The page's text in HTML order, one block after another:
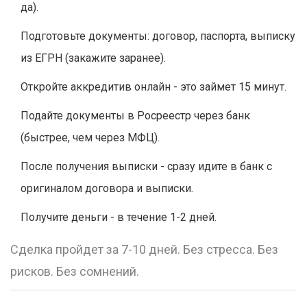
да).
Подготовьте документы: договор, паспорта, выписку
из ЕГРН (закажите заранее).
Откройте аккредитив онлайн - это займет 15 минут.
Подайте документы в Росреестр через банк
(быстрее, чем через МФЦ).
После получения выписки - сразу идите в банк с
оригиналом договора и выписки.
Получите деньги - в течение 1-2 дней.
Сделка пройдет за 7-10 дней. Без стресса. Без
рисков. Без сомнений.